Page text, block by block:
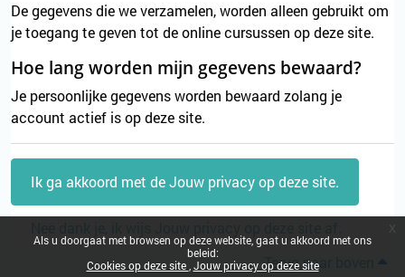
Als u doorgaat met browsen op deze website, gaat u akkoord met ons
beleid:
Cookies op deze site Jouw privacy op deze site
De gegevens die we verzamelen, worden alleen gebruikt om
je toegang te geven tot de online cursussen op deze site.
Hoe lang worden mijn gegevens bewaard?
Je persoonlijke gegevens worden bewaard zolang je
account actief is op deze site.
Ik ga akkoord met de Jouw privacy op deze site.
Terug naar boven